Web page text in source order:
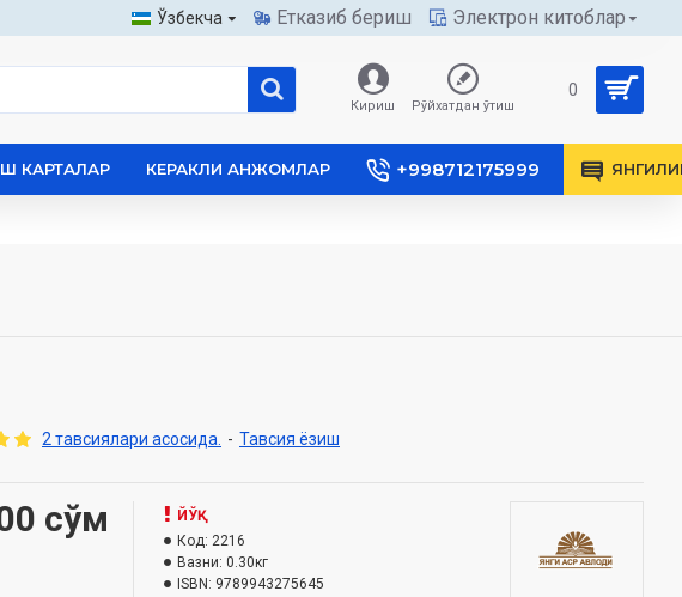
Ўзбекча Етказиб бериш Электрон китоблар
Кириш Рўйхатдан ўтиш
0
КАРТАЛАР КЕРАКЛИ АНЖОМЛАР +998712175999
2 тавсиялари асосида. - Тавсия ёзиш
сўм
ЙЎҚ
Код: 2216
Вазни: 0.30кг
ISBN: 9789943275645